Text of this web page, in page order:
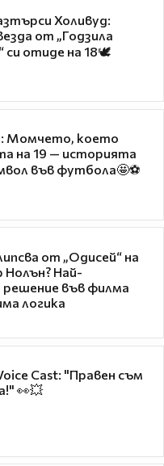
Холивуд:
от „Годзила
си отиде на 18🕊️
Момчето, което
на 19 — историята
във футбола🤩⚽
от „Одисей“ на
Най-
във филма
логика
Cast: "Правен съм
👀💥